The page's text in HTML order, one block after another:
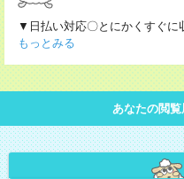
▼日払い対応〇とにかくすぐに
もっとみる
あなたの閲